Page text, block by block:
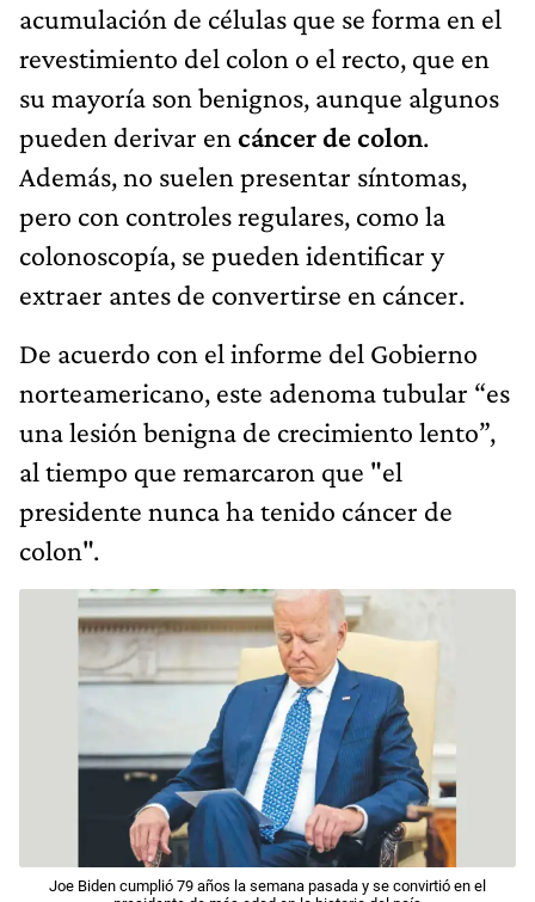
acumulación de células que se forma en el
revestimiento del colon o el recto, que en
su mayoría son benignos, aunque algunos
pueden derivar en cáncer de colon.
Además, no suelen presentar síntomas,
pero con controles regulares, como la
colonoscopía, se pueden identificar y
extraer antes de convertirse en cáncer.
De acuerdo con el informe del Gobierno
norteamericano, este adenoma tubular “es
una lesión benigna de crecimiento lento”,
al tiempo que remarcaron que "el
presidente nunca ha tenido cáncer de
colon".
Joe Biden cumplió 79 años la semana pasada y se convirtió en el